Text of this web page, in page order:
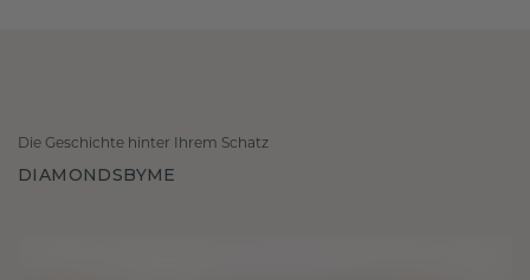
Die Geschichte hinter Ihrem Schatz
DIAMONDSBYME